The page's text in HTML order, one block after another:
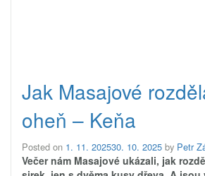
Jak Masajové
oheň – Keňa
Posted on 1. 11. 202530. 10. 2025 by Petr
Večer nám Masajové ukázali, jak